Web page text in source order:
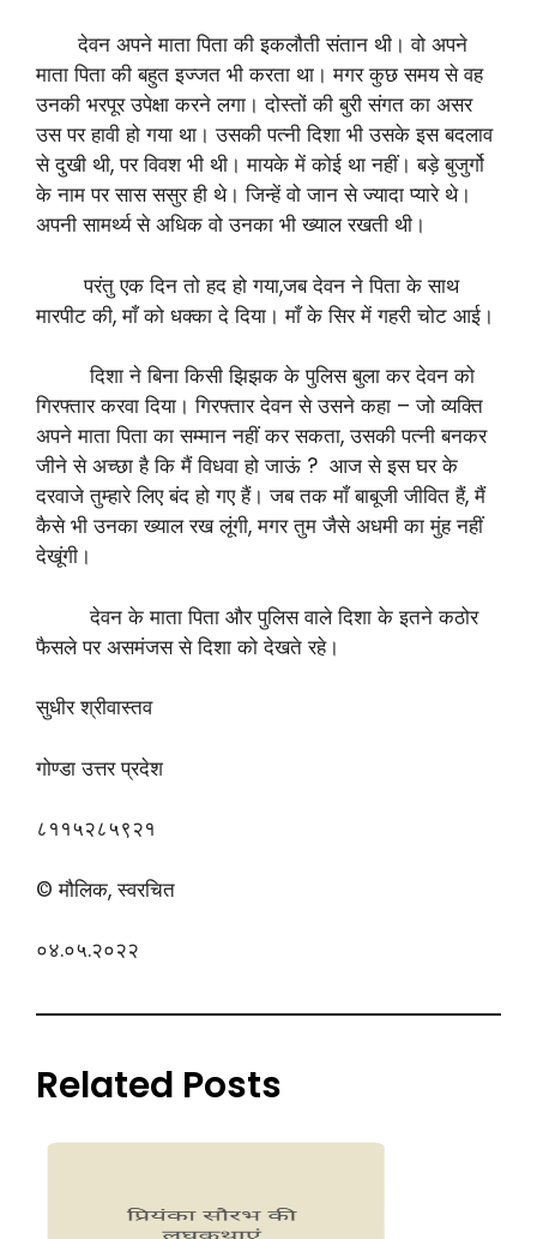
देवन अपने माता पिता की इकलौती संतान थी। वो अपने
माता पिता की बहुत इज्जत भी करता था। मगर कुछ समय से वह
उनकी भरपूर उपेक्षा करने लगा। दोस्तों की बुरी संगत का असर
उस पर हावी हो गया था। उसकी पत्नी दिशा भी उसके इस बदलाव
से दुखी थी, पर विवश भी थी। मायके में कोई था नहीं। बड़े बुजुर्गो
के नाम पर सास ससुर ही थे। जिन्हें वो जान से ज्यादा प्यारे थे।
अपनी सामर्थ्य से अधिक वो उनका भी ख्याल रखती थी।
परंतु एक दिन तो हद हो गया,जब देवन ने पिता के साथ
मारपीट की, माँ को धक्का दे दिया। माँ के सिर में गहरी चोट आई।
दिशा ने बिना किसी झिझक के पुलिस बुला कर देवन को
गिरफ्तार करवा दिया। गिरफ्तार देवन से उसने कहा – जो व्यक्ति
अपने माता पिता का सम्मान नहीं कर सकता, उसकी पत्नी बनकर
जीने से अच्छा है कि मैं विधवा हो जाऊं ? आज से इस घर के
दरवाजे तुम्हारे लिए बंद हो गए हैं। जब तक माँ बाबूजी जीवित हैं, मैं
कैसे भी उनका ख्याल रख लूंगी, मगर तुम जैसे अधमी का मुंह नहीं
देखूंगी।
देवन के माता पिता और पुलिस वाले दिशा के इतने कठोर
फैसले पर असमंजस से दिशा को देखते रहे।
सुधीर श्रीवास्तव
गोण्डा उत्तर प्रदेश
८११५२८५९२१
© मौलिक, स्वरचित
०४.०५.२०२२
Related Posts